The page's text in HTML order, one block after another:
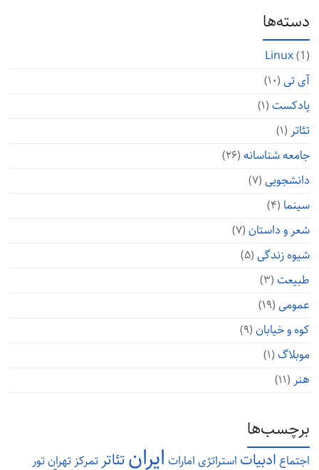
دسته‌ها
Linux(1)
آی تی(۱۰)
پادکست(۱)
تئاتر (۱)
جامعه شناسانه(۲۶)
دانشجویی(۷)
سینما (۴)
شعر و داستان(۷)
شیوه زندگی(۵)
طبیعت(۳)
عمومی(۱۹)
کوه و خیابان(۹)
موبلاگ(۱)
هنر (۱۱)
برچسب‌ها
اجتماعادبیات استراتژیامارات ایرانتئاترتمرکزتهرانتور